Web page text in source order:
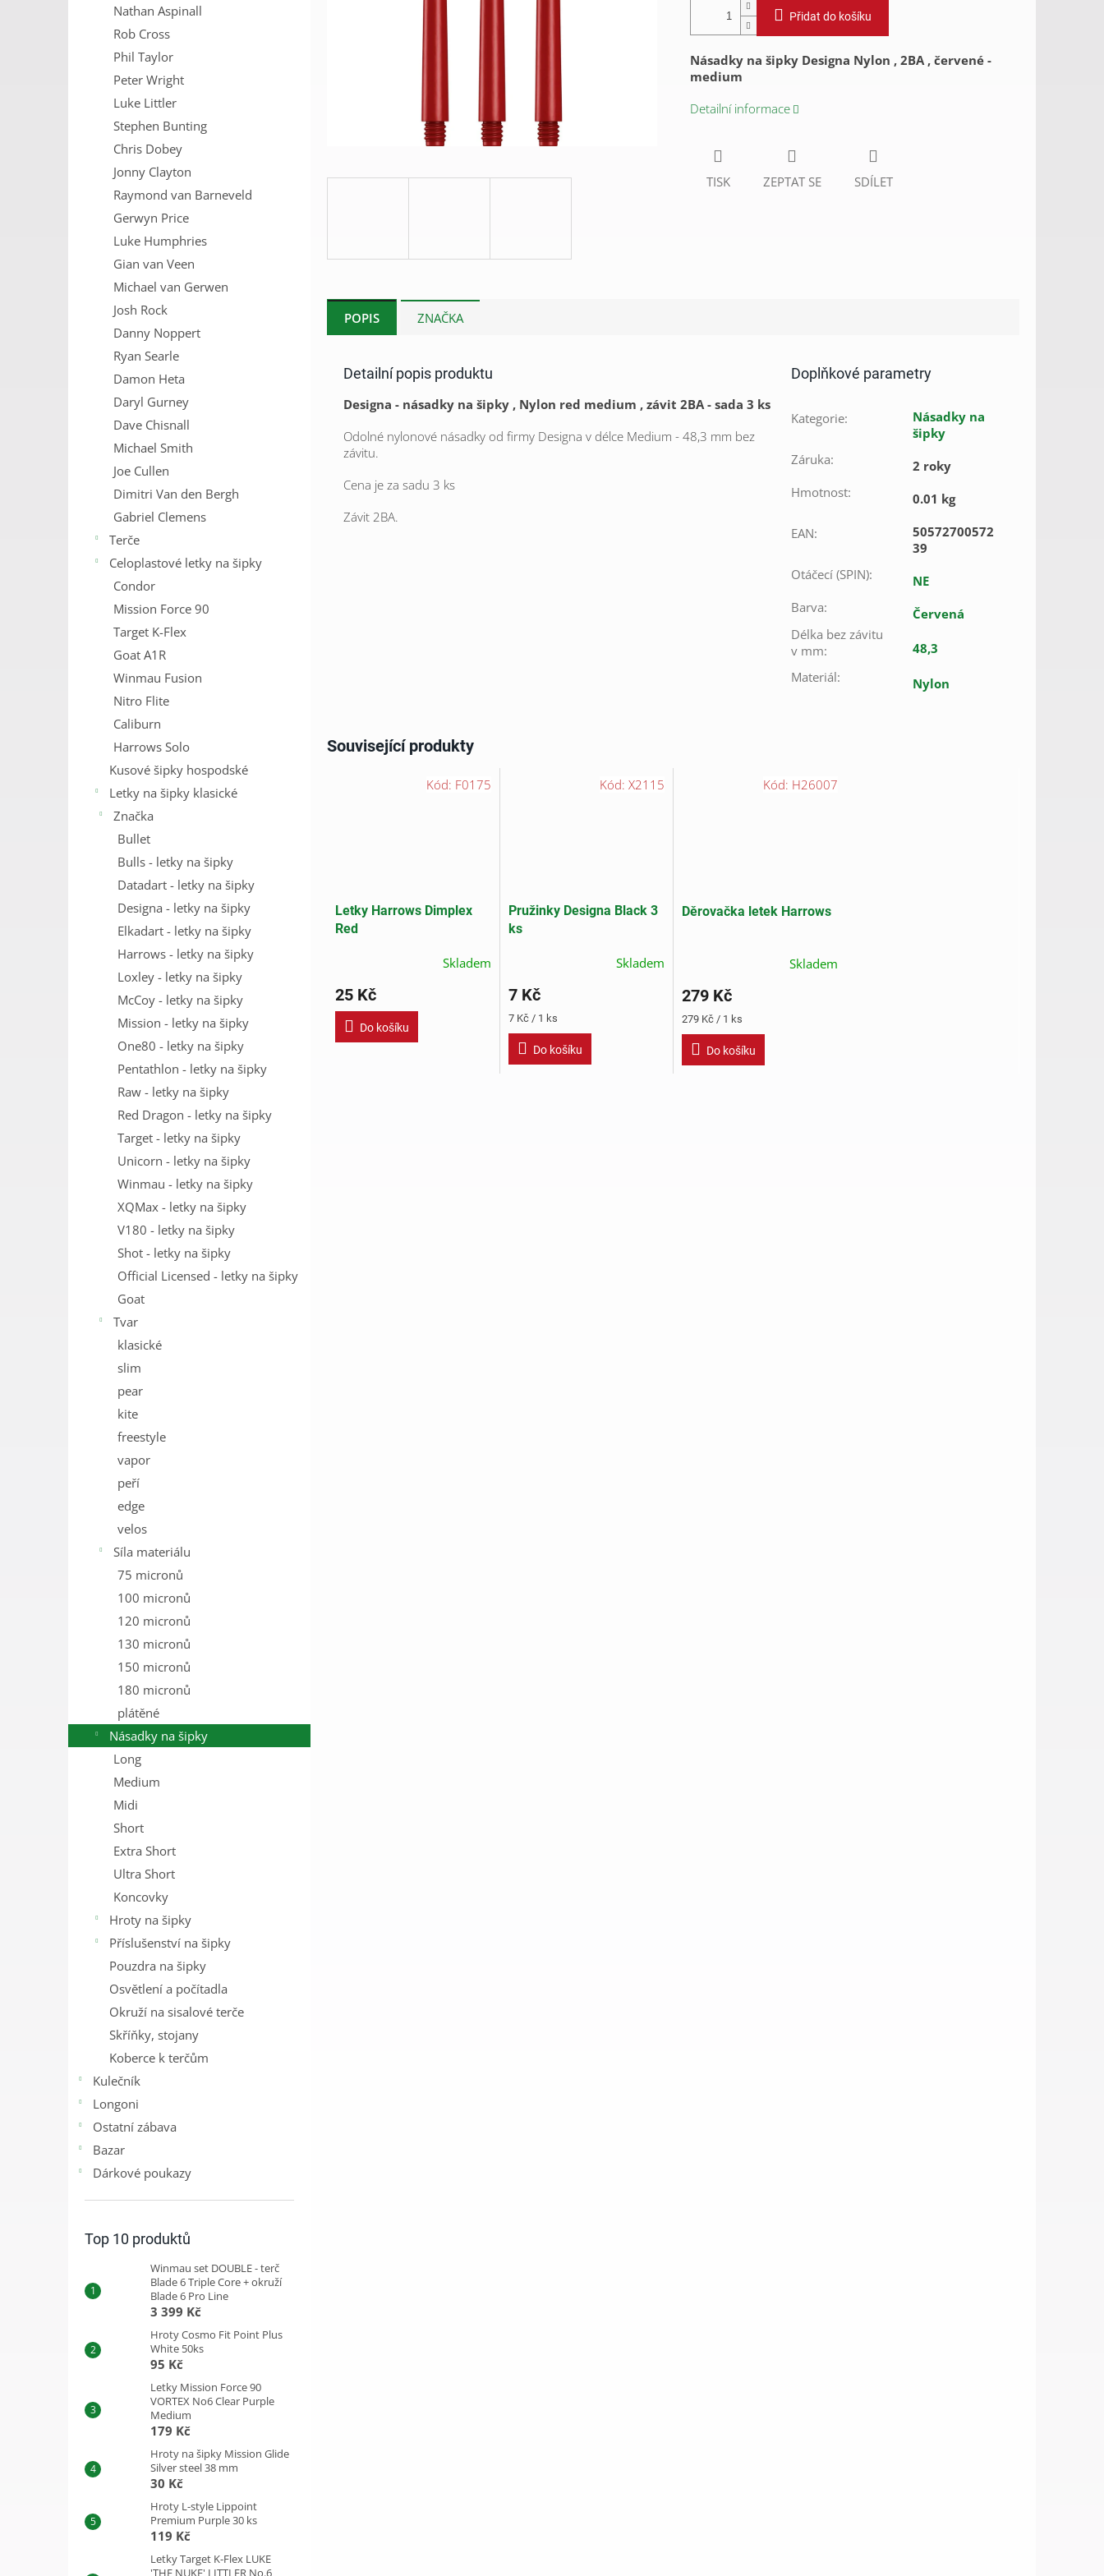
Nathan Aspinall
Rob Cross
Phil Taylor
Peter Wright
Luke Littler
Stephen Bunting
Chris Dobey
Jonny Clayton
Raymond van Barneveld
Gerwyn Price
Luke Humphries
Gian van Veen
Michael van Gerwen
Josh Rock
Danny Noppert
Ryan Searle
Damon Heta
Daryl Gurney
Dave Chisnall
Michael Smith
Joe Cullen
Dimitri Van den Bergh
Gabriel Clemens
Terče
Celoplastové letky na šipky
Condor
Mission Force 90
Target K-Flex
Goat A1R
Winmau Fusion
Nitro Flite
Caliburn
Harrows Solo
Kusové šipky hospodské
Letky na šipky klasické
Značka
Bullet
Bulls - letky na šipky
Datadart - letky na šipky
Designa - letky na šipky
Elkadart - letky na šipky
Harrows - letky na šipky
Loxley - letky na šipky
McCoy - letky na šipky
Mission - letky na šipky
One80 - letky na šipky
Pentathlon - letky na šipky
Raw - letky na šipky
Red Dragon - letky na šipky
Target - letky na šipky
Unicorn - letky na šipky
Winmau - letky na šipky
XQMax - letky na šipky
V180 - letky na šipky
Shot - letky na šipky
Official Licensed - letky na šipky
Goat
Tvar
klasické
slim
pear
kite
freestyle
vapor
peří
edge
velos
Síla materiálu
75 micronů
100 micronů
120 micronů
130 micronů
150 micronů
180 micronů
plátěné
Násadky na šipky
Long
Medium
Midi
Short
Extra Short
Ultra Short
Koncovky
Hroty na šipky
Příslušenství na šipky
Pouzdra na šipky
Osvětlení a počítadla
Okruží na sisalové terče
Skříňky, stojany
Koberce k terčům
Kulečník
Longoni
Ostatní zábava
Bazar
Dárkové poukazy
Top 10 produktů
Winmau set DOUBLE - terč
Blade 6 Triple Core + okruží
Blade 6 Pro Line
3 399 Kč
Hroty Cosmo Fit Point Plus
White 50ks
95 Kč
Letky Mission Force 90
VORTEX No6 Clear Purple
Medium
179 Kč
Hroty na šipky Mission Glide
Silver steel 38 mm
30 Kč
Hroty L-style Lippoint
Premium Purple 30 ks
119 Kč
Letky Target K-Flex LUKE
'THE NUKE' LITTLER No.6
Přidat do košíku
Násadky na šipky Designa Nylon , 2BA , červené -
medium
Detailní informace
TISK ZEPTAT SE SDÍLET
Související produkty
Letky Harrows Dimplex
Red
Skladem
25 Kč
Do košíku
Kód: F0175
Pružinky Designa Black 3
ks
Skladem
7 Kč
Měrná
cena:
7 Kč / 1 ks
Do košíku
Kód: X2115
Děrovačka letek Harrows
Skladem
279 Kč
Měrná
cena:
279 Kč / 1 ks
Do košíku
Kód: H26007
POPIS ZNAČKA
Detailní popis produktu
Designa - násadky na šipky , Nylon red medium , závit 2BA - sada 3 ks
Odolné nylonové násadky od firmy Designa v délce Medium - 48,3 mm bez
závitu.
Cena je za sadu 3 ks
Závit 2BA.
Doplňkové parametry
Kategorie:
Násadky na
šipky
Záruka:
2 roky
Hmotnost: 0.01 kg
EAN:
50572700572
39
Otáčecí (SPIN):
NE
Barva:
Červená
Délka bez závitu
v mm:
48,3
Materiál: Nylon